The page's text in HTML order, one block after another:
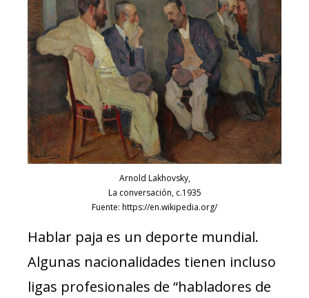
Arnold Lakhovsky,
La conversación, c.1935
Fuente: https://en.wikipedia.org/
Hablar paja es un deporte mundial.
Algunas nacionalidades tienen incluso
ligas profesionales de “habladores de